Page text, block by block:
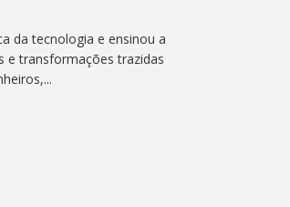
da tecnologia e ensinou a
e transformações trazidas